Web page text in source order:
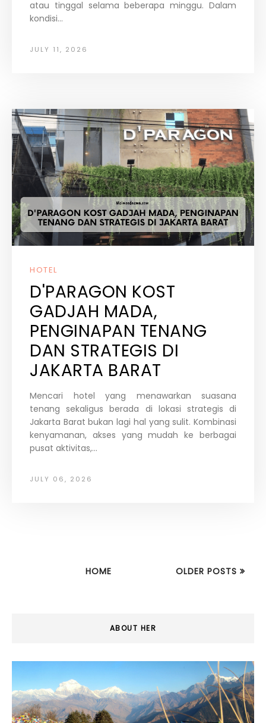
atau tinggal selama beberapa minggu. Dalam
kondisi...
JULY 11, 2026
HOTEL
D'PARAGON KOST
GADJAH MADA,
PENGINAPAN TENANG
DAN STRATEGIS DI
JAKARTA BARAT
Mencari hotel yang menawarkan suasana
tenang sekaligus berada di lokasi strategis di
Jakarta Barat bukan lagi hal yang sulit. Kombinasi
kenyamanan, akses yang mudah ke berbagai
pusat aktivitas,...
JULY 06, 2026
OLDER POSTS
HOME
ABOUT HER